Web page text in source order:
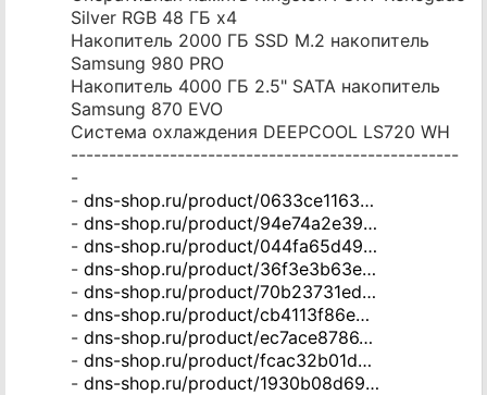
Silver RGB 48 ГБ x4
Накопитель 2000 ГБ SSD M.2 накопитель
Samsung 980 PRO
Накопитель 4000 ГБ 2.5" SATA накопитель
Samsung 870 EVO
Система охлаждения DEEPCOOL LS720 WH
---------------------------------------------------
-
- dns-shop.ru/product/0633ce1163…
- dns-shop.ru/product/94e74a2e39…
- dns-shop.ru/product/044fa65d49…
- dns-shop.ru/product/36f3e3b63e…
- dns-shop.ru/product/70b23731ed…
- dns-shop.ru/product/cb4113f86e…
- dns-shop.ru/product/ec7ace8786…
- dns-shop.ru/product/fcac32b01d…
- dns-shop.ru/product/1930b08d69…